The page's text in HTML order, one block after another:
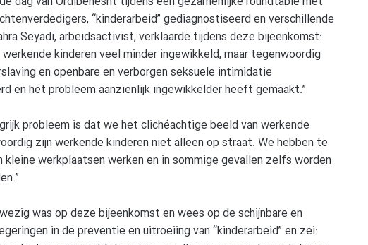
“kinderarbeid” gediagnostiseerd en verschillende
Seyadi, arbeidsactivist, verklaarde tijdens deze bijeenkomst:
kinderen veel minder ingewikkeld, maar tegenwoordig
en openbare en verborgen seksuele intimidatie
en het probleem aanzienlijk ingewikkelder heeft gemaakt.”
probleem is dat we het clichéachtige beeld van werkende
zijn werkende kinderen niet alleen op straat. We hebben te
werkplaatsen werken en in sommige gevallen zelfs worden
was op deze bijeenkomst en wees op de schijnbare en
in de preventie en uitroeiing van “kinderarbeid” en zei: